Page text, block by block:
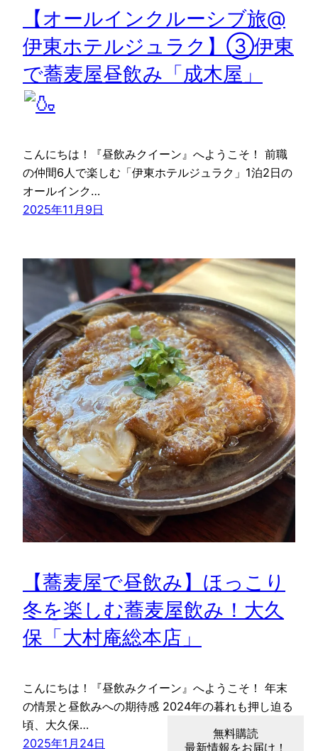
【オールインクルーシブ旅@
伊東ホテルジュラク】③伊東
で蕎麦屋昼飲み「成木屋」
こんにちは！『昼飲みクイーン』へようこそ！ 前職
の仲間6人で楽しむ「伊東ホテルジュラク」1泊2日の
オールインク…
2025年11月9日
【蕎麦屋で昼飲み】ほっこり
冬を楽しむ蕎麦屋飲み！大久
保「大村庵総本店」
こんにちは！『昼飲みクイーン』へようこそ！ 年末
の情景と昼飲みへの期待感 2024年の暮れも押し迫る
頃、大久保…
2025年1月24日
無料購読
最新情報をお届け！